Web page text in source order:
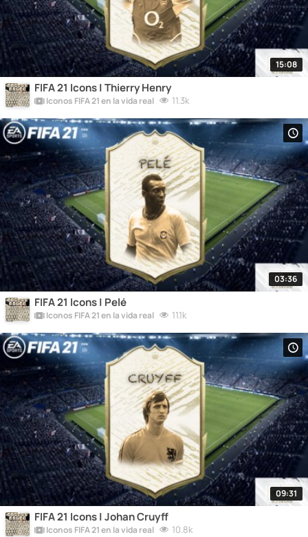
15:08
FIFA 21 Icons | Thierry Henry
Iconos FIFA 21 en la vida real 11.3k
03:36
FIFA 21 Icons | Pelé
Iconos FIFA 21 en la vida real 11.1k
09:31
FIFA 21 Icons | Johan Cruyff
Iconos FIFA 21 en la vida real 10.8k